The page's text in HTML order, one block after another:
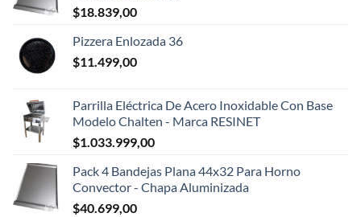
$18.839,00
Pizzera Enlozada 36
$11.499,00
Parrilla Eléctrica De Acero Inoxidable Con Base
Modelo Chalten - Marca RESINET
$1.033.999,00
Pack 4 Bandejas Plana 44x32 Para Horno
Convector - Chapa Aluminizada
$40.699,00